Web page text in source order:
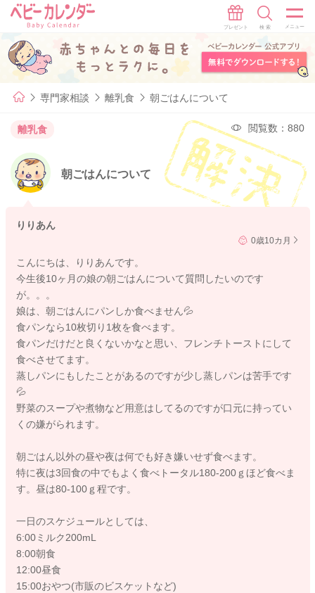
専門家相談 離乳食 朝ごはんについて
離乳食 閲覧数：880
朝ごはんについて
りりあん
0歳10カ月
こんにちは、りりあんです。
今生後10ヶ月の娘の朝ごはんについて質問したいのです
が。。。
娘は、朝ごはんにパンしか食べません💦
食パンなら10枚切り1枚を食べます。
食パンだけだと良くないかなと思い、フレンチトーストにして
食べさせてます。
蒸しパンにもしたことがあるのですが少し蒸しパンは苦手です
💦
野菜のスープや煮物など用意はしてるのですが口元に持ってい
くの嫌がられます。
朝ごはん以外の昼や夜は何でも好き嫌いせず食べます。
特に夜は3回食の中でもよく食べトータル180-200ｇほど食べま
す。昼は80-100ｇ程です。
一日のスケジュールとしては、
6:00ミルク200mL
8:00朝食
12:00昼食
15:00おやつ(市販のビスケットなど)